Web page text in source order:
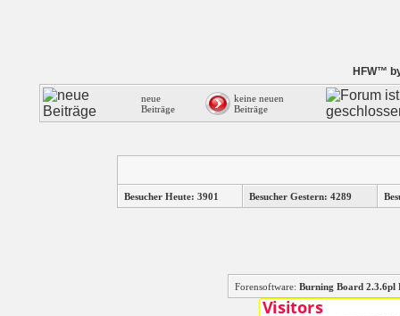
HFW™
neue
Beiträge
keine neuen
Beiträge
Besucher Heute: 3901 Besucher Gestern: 4289
Forensoftware: Burning Board